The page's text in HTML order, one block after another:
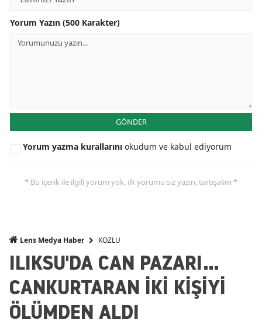
Yorum Yazın (500 Karakter)
GÖNDER
Yorum yazma kurallarını okudum ve kabul ediyorum
* Bu içerik ile ilgili yorum yok, ilk yorumu siz yazın, tartışalım *
Lens Medya Haber KOZLU
ILIKSU'DA CAN PAZARI...
CANKURTARAN İKİ KİŞİYİ
ÖLÜMDEN ALDI